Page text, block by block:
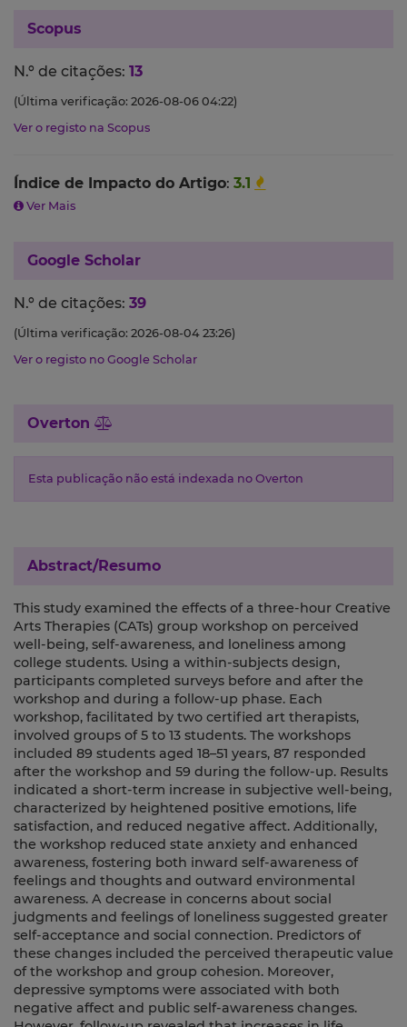
Scopus
N.º de citações: 13
(Última verificação: 2026-08-06 04:22)
Ver o registo na Scopus
Índice de Impacto do Artigo: 3.1
Ver Mais
Google Scholar
N.º de citações: 39
(Última verificação: 2026-08-04 23:26)
Ver o registo no Google Scholar
Overton
Esta publicação não está indexada no Overton
Abstract/Resumo
This study examined the effects of a three-hour Creative
Arts Therapies (CATs) group workshop on perceived
well-being, self-awareness, and loneliness among
college students. Using a within-subjects design,
participants completed surveys before and after the
workshop and during a follow-up phase. Each
workshop, facilitated by two certified art therapists,
involved groups of 5 to 13 students. The workshops
included 89 students aged 18–51 years, 87 responded
after the workshop and 59 during the follow-up. Results
indicated a short-term increase in subjective well-being,
characterized by heightened positive emotions, life
satisfaction, and reduced negative affect. Additionally,
the workshop reduced state anxiety and enhanced
awareness, fostering both inward self-awareness of
feelings and thoughts and outward environmental
awareness. A decrease in concerns about social
judgments and feelings of loneliness suggested greater
self-acceptance and social connection. Predictors of
these changes included the perceived therapeutic value
of the workshop and group cohesion. Moreover,
depressive symptoms were associated with both
negative affect and public self-awareness changes.